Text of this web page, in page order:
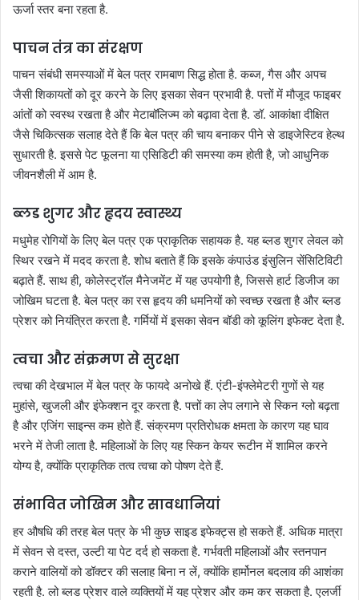
ऊर्जा स्तर बना रहता है.
पाचन तंत्र का संरक्षण
पाचन संबंधी समस्याओं में बेल पत्र रामबाण सिद्ध होता है. कब्ज, गैस और अपच
जैसी शिकायतों को दूर करने के लिए इसका सेवन प्रभावी है. पत्तों में मौजूद फाइबर
आंतों को स्वस्थ रखता है और मेटाबॉलिज्म को बढ़ावा देता है. डॉ. आकांक्षा दीक्षित
जैसे चिकित्सक सलाह देते हैं कि बेल पत्र की चाय बनाकर पीने से डाइजेस्टिव हेल्थ
सुधारती है. इससे पेट फूलना या एसिडिटी की समस्या कम होती है, जो आधुनिक
जीवनशैली में आम है.
ब्लड शुगर और हृदय स्वास्थ्य
मधुमेह रोगियों के लिए बेल पत्र एक प्राकृतिक सहायक है. यह ब्लड शुगर लेवल को
स्थिर रखने में मदद करता है. शोध बताते हैं कि इसके कंपाउंड इंसुलिन सेंसिटिविटी
बढ़ाते हैं. साथ ही, कोलेस्ट्रॉल मैनेजमेंट में यह उपयोगी है, जिससे हार्ट डिजीज का
जोखिम घटता है. बेल पत्र का रस हृदय की धमनियों को स्वच्छ रखता है और ब्लड
प्रेशर को नियंत्रित करता है. गर्मियों में इसका सेवन बॉडी को कूलिंग इफेक्ट देता है.
त्वचा और संक्रमण से सुरक्षा
त्वचा की देखभाल में बेल पत्र के फायदे अनोखे हैं. एंटी-इंफ्लेमेटरी गुणों से यह
मुहांसे, खुजली और इंफेक्शन दूर करता है. पत्तों का लेप लगाने से स्किन ग्लो बढ़ता
है और एजिंग साइन्स कम होते हैं. संक्रमण प्रतिरोधक क्षमता के कारण यह घाव
भरने में तेजी लाता है. महिलाओं के लिए यह स्किन केयर रूटीन में शामिल करने
योग्य है, क्योंकि प्राकृतिक तत्व त्वचा को पोषण देते हैं.
संभावित जोखिम और सावधानियां
हर औषधि की तरह बेल पत्र के भी कुछ साइड इफेक्ट्स हो सकते हैं. अधिक मात्रा
में सेवन से दस्त, उल्टी या पेट दर्द हो सकता है. गर्भवती महिलाओं और स्तनपान
कराने वालियों को डॉक्टर की सलाह बिना न लें, क्योंकि हार्मोनल बदलाव की आशंका
रहती है. लो ब्लड प्रेशर वाले व्यक्तियों में यह प्रेशर और कम कर सकता है. एलर्जी